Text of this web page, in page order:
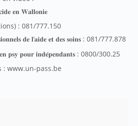
𝐞𝐧 𝐖𝐚𝐥𝐥𝐨𝐧𝐢𝐞
: 081/777.150
𝐝𝐞 𝐥’𝐚𝐢𝐝𝐞 𝐞𝐭 𝐝𝐞𝐬 𝐬𝐨𝐢𝐧𝐬 : 081/777.878
𝐩𝐬𝐲 𝐩𝐨𝐮𝐫 𝐢𝐧𝐝𝐞́𝐩𝐞𝐧𝐝𝐚𝐧𝐭𝐬 : 0800/300.25
: www.un-pass.be